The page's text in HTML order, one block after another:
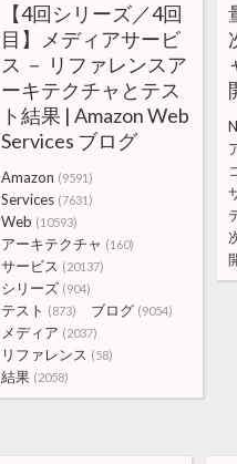
【4回シリーズ／4回
目】メディアサービ
ス － リファレンスア
ーキテクチャとテス
ト結果 | Amazon Web
Services ブログ
Amazon (9591)
Services (7631)
Web (10593)
アーキテクチャ (160)
サービス (20137)
シリーズ (904)
テスト (873) ブログ (9054)
メディア (2037)
リファレンス (58)
結果 (2058)